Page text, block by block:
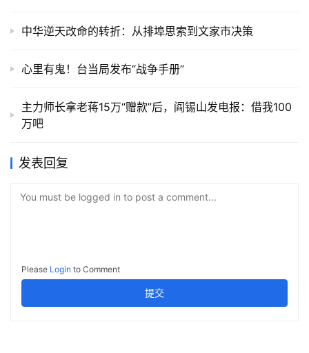
中华逆天改命的转折：从排埠思索到文家市决策
心里有鬼！台当局发布“战争手册”
主力师长拿老蒋15万“赠款”后，阎锡山发电报：借我100
万吧
发表回复
You must be logged in to post a comment...
Please Login to Comment
提交